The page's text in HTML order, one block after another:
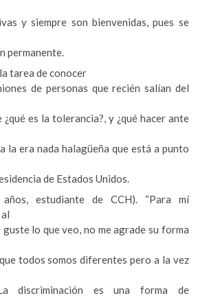
y siempre son bienvenidas, pues se
permanente.
tarea de conocer
de personas que recién salían del
es la tolerancia?, y ¿qué hacer ante
la era nada halagüeña que está a punto
de Estados Unidos.
estudiante de CCH). “Para mí
lo que veo, no me agrade su forma
todos somos diferentes pero a la vez
discriminación es una forma de